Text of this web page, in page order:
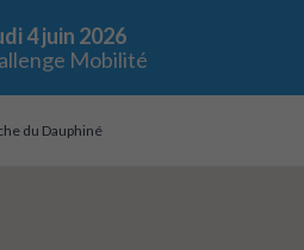
4 juin 2026
Mobilité
du Dauphiné